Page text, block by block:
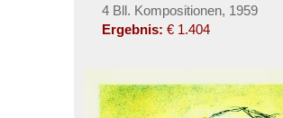
4 Bll. Kompositionen, 1959
Ergebnis: € 1.404